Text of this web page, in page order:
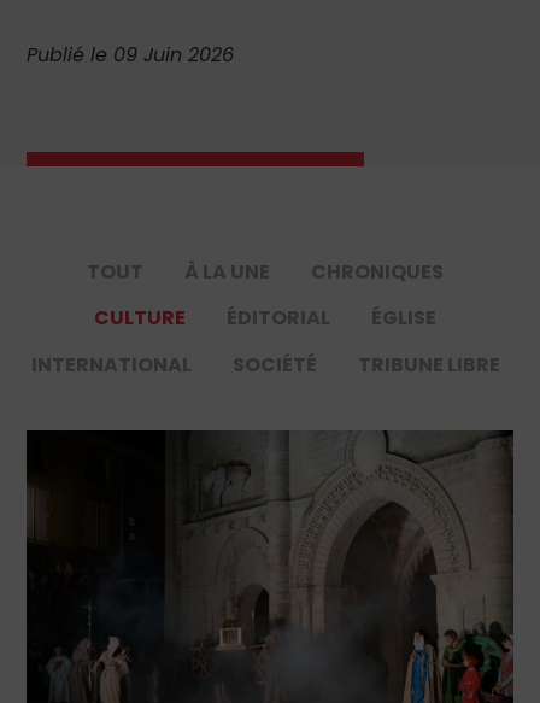
Publié le 09 Juin 2026
TOUT À LA UNE
CHRONIQUES
CULTURE
ÉDITORIAL
ÉGLISE
INTERNATIONAL
SOCIÉTÉ TRIBUNE LIBRE